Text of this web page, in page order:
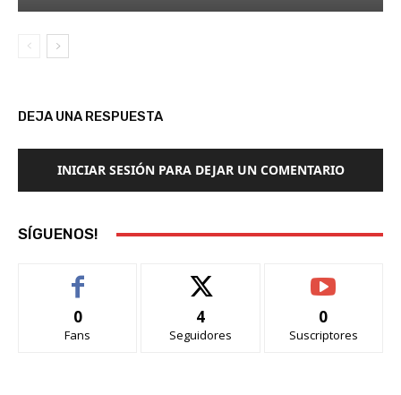
DEJA UNA RESPUESTA
INICIAR SESIÓN PARA DEJAR UN COMENTARIO
SÍGUENOS!
0
Fans
4
Seguidores
0
Suscriptores